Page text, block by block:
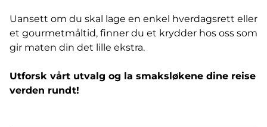
Uansett om du skal lage en enkel hverdagsrett eller
et gourmetmåltid, finner du et krydder hos oss som
gir maten din det lille ekstra.
Utforsk vårt utvalg og la smaksløkene dine reise
verden rundt!